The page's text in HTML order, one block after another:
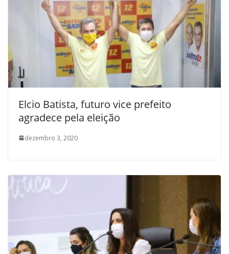
Elcio Batista, futuro vice prefeito
agradece pela eleição
dezembro 3, 2020